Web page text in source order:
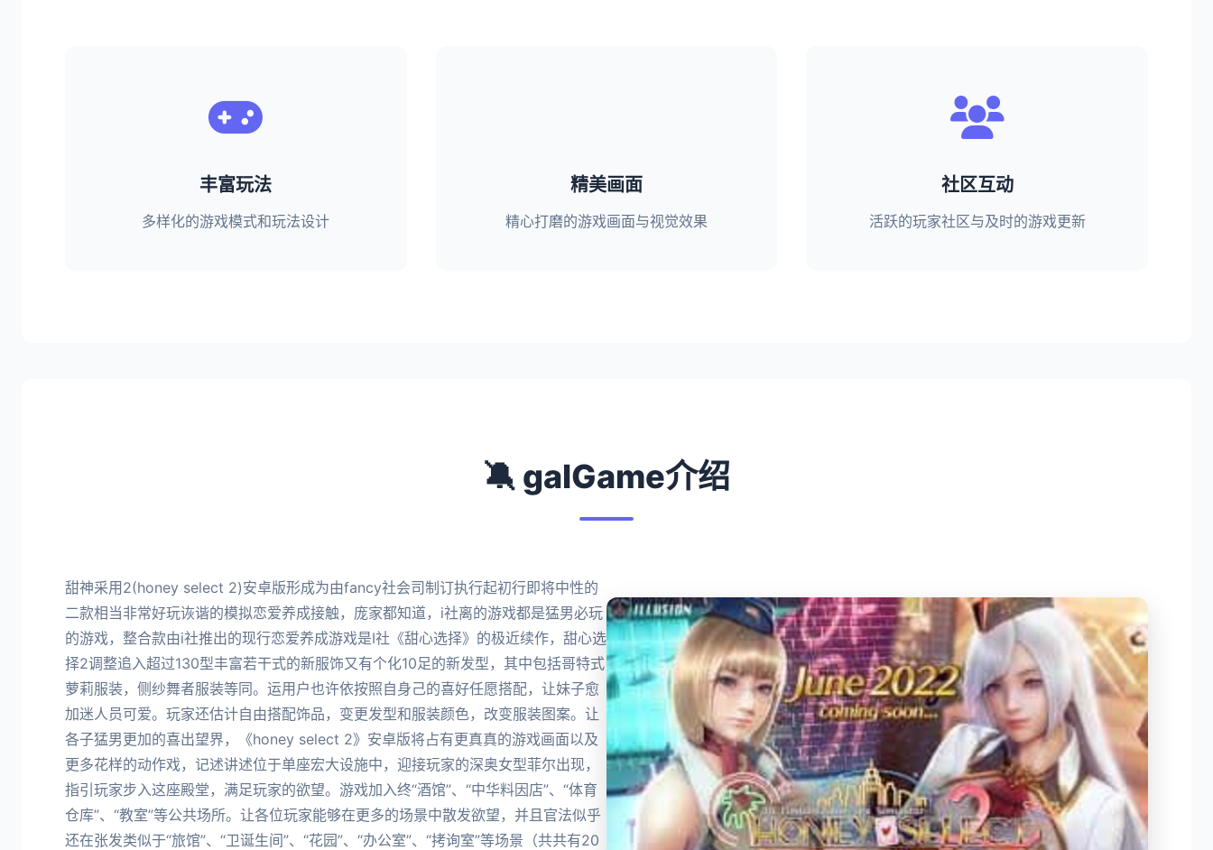
丰富玩法
多样化的游戏模式和玩法设计
精美画面
精心打磨的游戏画面与视觉效果
社区互动
活跃的玩家社区与及时的游戏更新
🔕 galGame介绍
甜神采用2(honey select 2)安卓版形成为由fancy社会司制订执行起初行即将中性的
二款相当非常好玩诙谐的模拟恋爱养成接触，庞家都知道，i社离的游戏都是猛男必玩
的游戏，整合款由i社推出的现行恋爱养成游戏是I社《甜心选择》的极近续作，甜心选
择2调整追入超过130型丰富若干式的新服饰又有个化10足的新发型，其中包括哥特式
萝莉服装，侧纱舞者服装等同。运用户也许依按照自身己的喜好任愿搭配，让妹子愈
加迷人员可爱。玩家还估计自由搭配饰品，变更发型和服装颜色，改变服装图案。让
各子猛男更加的喜出望界，《honey select 2》安卓版将占有更真真的游戏画面以及
更多花样的动作戏，记述讲述位于单座宏大设施中，迎接玩家的深奥女型菲尔出现，
指引玩家步入这座殿堂，满足玩家的欲望。游戏加入终“酒馆”、“中华料因店”、“体育
仓库”、“教室”等公共场所。让各位玩家能够在更多的场景中散发欲望，并且官法似乎
还在张发类似于“旅馆”、“卫诞生间”、“花园”、“办公室”、“拷询室”等场景（共共有20